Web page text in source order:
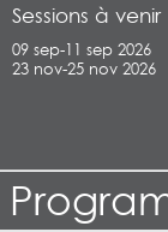
Sessions à venir
09 sep-11 sep 2026
23 nov-25 nov 2026